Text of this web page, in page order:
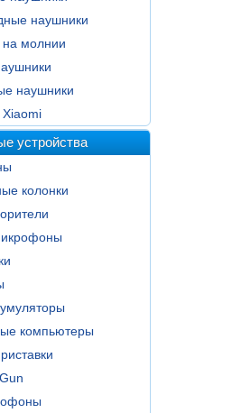
наушники
молнии
наушники
устройства
колонки
компьютеры